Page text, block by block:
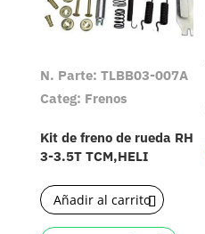
N. Parte: TLBB03-007A
Categ: Frenos
Kit de freno de rueda RH
3-3.5T TCM,HELI
Añadir al carrito